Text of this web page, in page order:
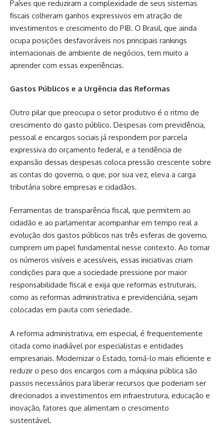
Países que reduziram a complexidade de seus sistemas
fiscais colheram ganhos expressivos em atração de
investimentos e crescimento do PIB. O Brasil, que ainda
ocupa posições desfavoráveis nos principais rankings
internacionais de ambiente de negócios, tem muito a
aprender com essas experiências.
Gastos Públicos e a Urgência das Reformas
Outro pilar que preocupa o setor produtivo é o ritmo de
crescimento do gasto público. Despesas com previdência,
pessoal e encargos sociais já respondem por parcela
expressiva do orçamento federal, e a tendência de
expansão dessas despesas coloca pressão crescente sobre
as contas do governo, o que, por sua vez, eleva a carga
tributária sobre empresas e cidadãos.
Ferramentas de transparência fiscal, que permitem ao
cidadão e ao parlamentar acompanhar em tempo real a
evolução dos gastos públicos nas três esferas de governo,
cumprem um papel fundamental nesse contexto. Ao tornar
os números visíveis e acessíveis, essas iniciativas criam
condições para que a sociedade pressione por maior
responsabilidade fiscal e exija que reformas estruturais,
como as reformas administrativa e previdenciária, sejam
colocadas em pauta com seriedade.
A reforma administrativa, em especial, é frequentemente
citada como inadiável por especialistas e entidades
empresariais. Modernizar o Estado, torná-lo mais eficiente e
reduzir o peso dos encargos com a máquina pública são
passos necessários para liberar recursos que poderiam ser
direcionados a investimentos em infraestrutura, educação e
inovação, fatores que alimentam o crescimento
sustentável.